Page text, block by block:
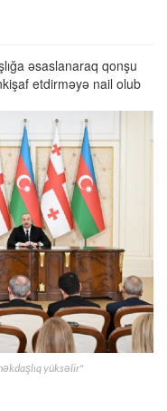
əsaslanaraq qonşu
etdirməyə nail olub
yüksəlir"